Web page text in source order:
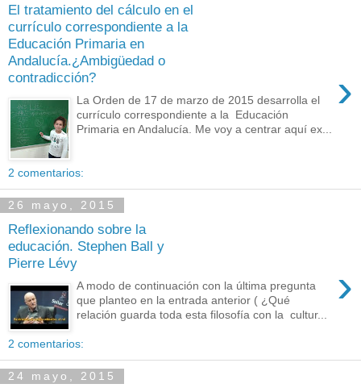
El tratamiento del cálculo en el
currículo correspondiente a la
Educación Primaria en
Andalucía.¿Ambigüedad o
contradicción?
›
La Orden de 17 de marzo de 2015 desarrolla el
currículo correspondiente a la Educación
Primaria en Andalucía. Me voy a centrar aquí ex...
2 comentarios:
26 mayo, 2015
Reflexionando sobre la
educación. Stephen Ball y
Pierre Lévy
›
A modo de continuación con la última pregunta
que planteo en la entrada anterior ( ¿Qué
relación guarda toda esta filosofía con la cultur...
2 comentarios:
24 mayo, 2015